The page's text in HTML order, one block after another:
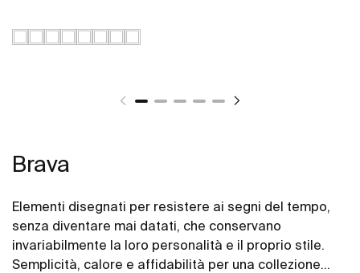
Brava
Elementi disegnati per resistere ai segni del tempo,
senza diventare mai datati, che conservano
invariabilmente la loro personalità e il proprio stile.
Semplicità, calore e affidabilità per una collezione